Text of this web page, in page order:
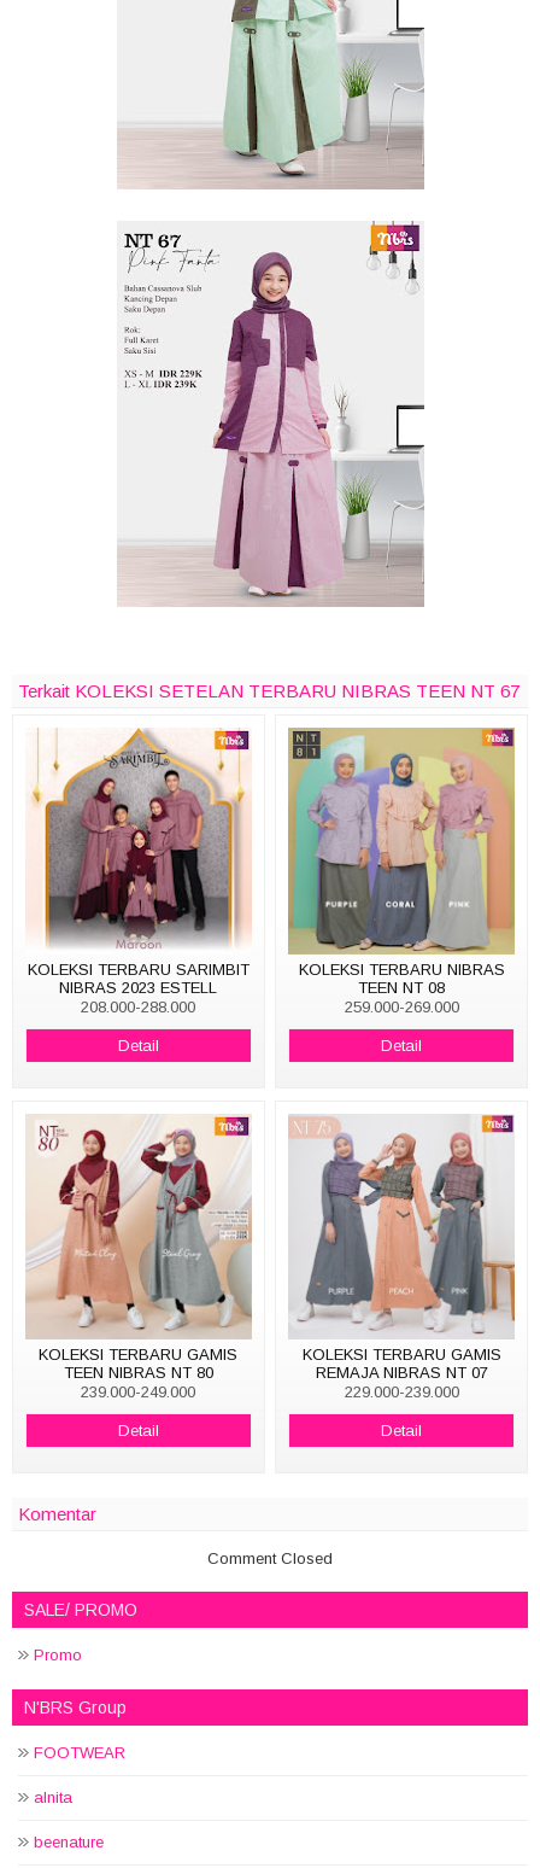
Terkait KOLEKSI SETELAN TERBARU NIBRAS TEEN NT 67
KOLEKSI TERBARU SARIMBIT
NIBRAS 2023 ESTELL
208.000-288.000
Detail
KOLEKSI TERBARU NIBRAS
TEEN NT 08
259.000-269.000
Detail
KOLEKSI TERBARU GAMIS
TEEN NIBRAS NT 80
239.000-249.000
Detail
KOLEKSI TERBARU GAMIS
REMAJA NIBRAS NT 07
229.000-239.000
Detail
Komentar
Comment Closed
SALE/ PROMO
Promo
N'BRS Group
FOOTWEAR
alnita
beenature